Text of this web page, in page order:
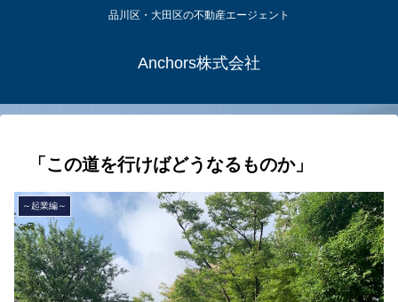
品川区・大田区の不動産エージェント
Anchors株式会社
「この道を行けばどうなるものか」
～起業編～